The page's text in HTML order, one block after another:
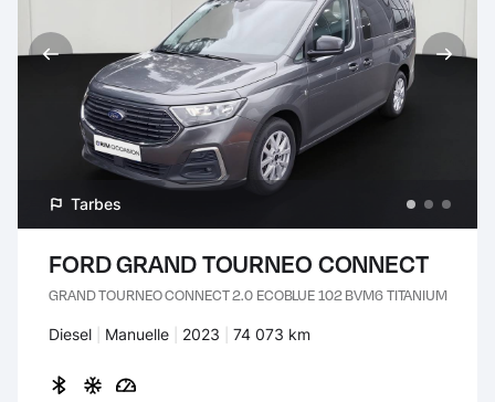
Tarbes
FORD GRAND TOURNEO CONNECT
GRAND TOURNEO CONNECT 2.0 ECOBLUE 102 BVM6 TITANIUM
Carburant :
Diesel Transmission :
Manuelle Années :
2023 Kilomètres :
74 073 km